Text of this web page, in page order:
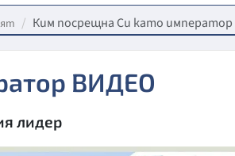
РЕГИОНАЛНИ
ВЕСТНИК
МЛАДЕЖКА
Ким посрещна Си като
ВИДЕО
лидер